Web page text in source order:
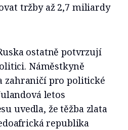
tržby až 2,7 miliardy
ostatně potvrzují
Náměstkyně
zahraničí pro politické
letos
uvedla, že těžba zlata
republika